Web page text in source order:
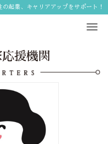
起業、キャリアアップをサポート！
援機関